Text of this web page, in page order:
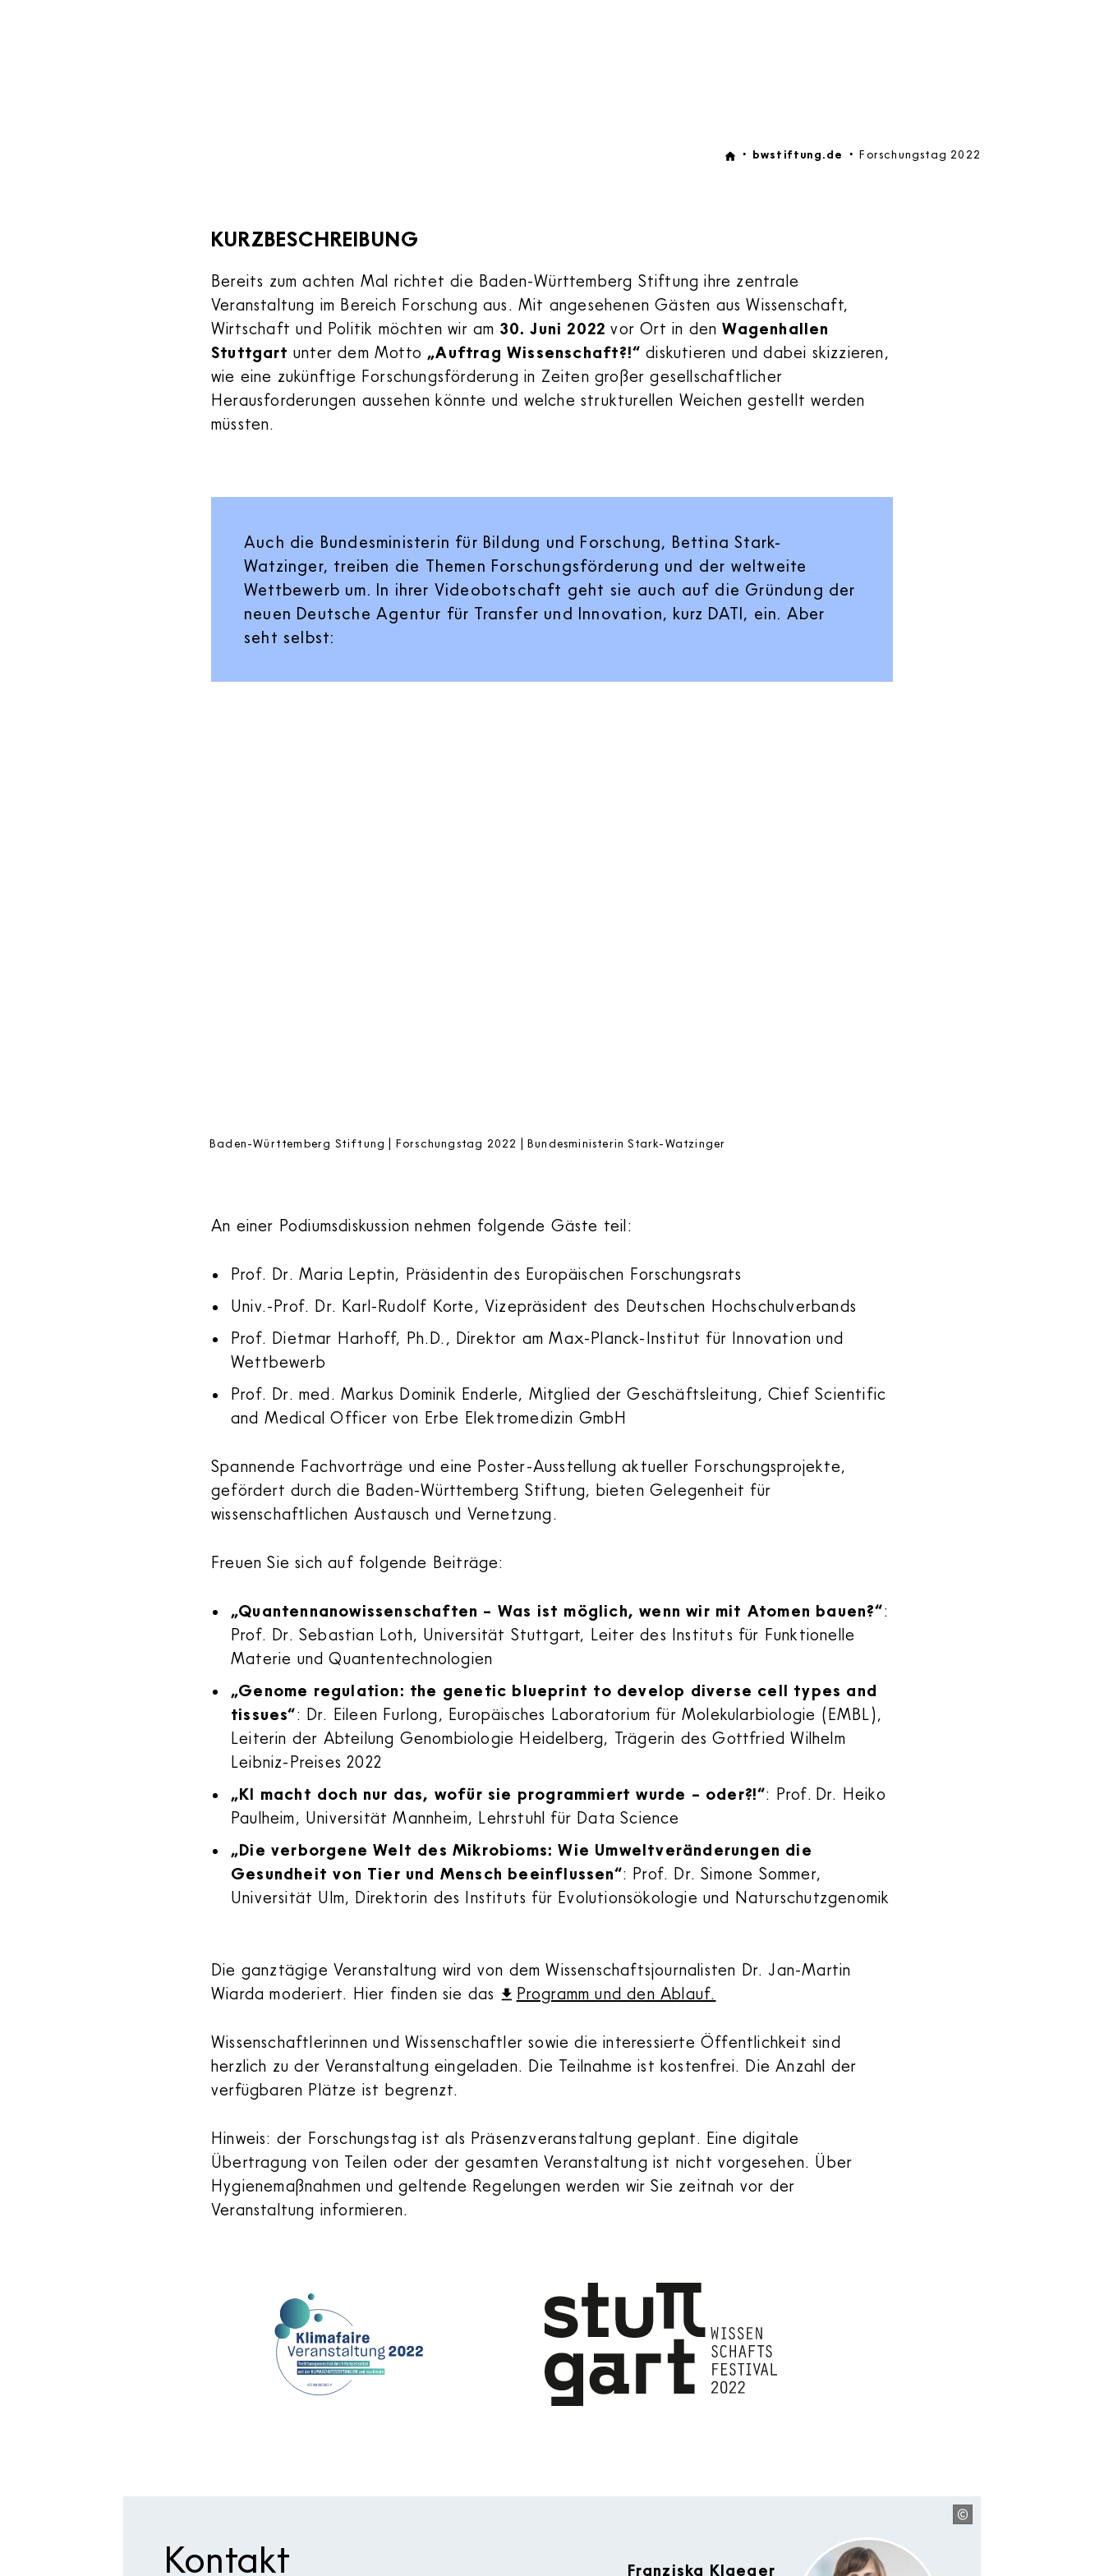
bwstiftung.de Forschungstag 2022
KURZBESCHREIBUNG
Bereits zum achten Mal richtet die Baden-Württemberg Stiftung ihre zentrale
Veranstaltung im Bereich Forschung aus. Mit angesehenen Gästen aus Wissenschaft,
Wirtschaft und Politik möchten wir am 30. Juni 2022 vor Ort in denWagenhallen
Stuttgart unter dem Motto „Auftrag Wissenschaft?!“ diskutieren und dabei skizzieren,
wie eine zukünftige Forschungsförderung in Zeiten großer gesellschaftlicher
Herausforderungen aussehen könnte und welche strukturellen Weichen gestellt werden
müssten.
Auch die Bundesministerin für Bildung und Forschung, Bettina Stark-
Watzinger, treiben die Themen Forschungsförderung und der weltweite
Wettbewerb um. In ihrer Videobotschaft geht sie auch auf die Gründung der
neuen Deutsche Agentur für Transfer und Innovation, kurz DATI, ein. Aber
seht selbst:
Baden-Württemberg Stiftung | Forschungstag 2022 | Bundesministerin Stark-Watzinger
An einer Podiumsdiskussion nehmen folgende Gäste teil:
Prof. Dr. Maria Leptin, Präsidentin des Europäischen Forschungsrats
Univ.-Prof. Dr. Karl-Rudolf Korte, Vizepräsident des Deutschen Hochschulverbands
Prof. Dietmar Harhoff, Ph.D., Direktor am Max-Planck-Institut für Innovation und
Wettbewerb
Prof. Dr. med. Markus Dominik Enderle, Mitglied der Geschäftsleitung, Chief Scientific
and Medical Officer von Erbe Elektromedizin GmbH
Spannende Fachvorträge und eine Poster-Ausstellung aktueller Forschungsprojekte,
gefördert durch die Baden-Württemberg Stiftung, bieten Gelegenheit für
wissenschaftlichen Austausch und Vernetzung.
Freuen Sie sich auf folgende Beiträge:
„Quantennanowissenschaften – Was ist möglich, wenn wir mit Atomen bauen?“:
Prof. Dr. Sebastian Loth, Universität Stuttgart, Leiter des Instituts für Funktionelle
Materie und Quantentechnologien
„Genome regulation: the genetic blueprint to develop diverse cell types and
tissues“: Dr. Eileen Furlong, Europäisches Laboratorium für Molekularbiologie (EMBL),
Leiterin der Abteilung Genombiologie Heidelberg, Trägerin des Gottfried Wilhelm
Leibniz-Preises 2022
„KI macht doch nur das, wofür sie programmiert wurde – oder?!“: Prof. Dr. Heiko
Paulheim, Universität Mannheim, Lehrstuhl für Data Science
„Die verborgene Welt des Mikrobioms: Wie Umweltveränderungen die
Gesundheit von Tier und Mensch beeinflussen“: Prof. Dr. Simone Sommer,
Universität Ulm, Direktorin des Instituts für Evolutionsökologie und Naturschutzgenomik
Die ganztägige Veranstaltung wird von dem Wissenschaftsjournalisten Dr. Jan-Martin
Wiarda moderiert. Hier finden sie das
Programm und den Ablauf.
Wissenschaftlerinnen und Wissenschaftler sowie die interessierte Öffentlichkeit sind
herzlich zu der Veranstaltung eingeladen. Die Teilnahme ist kostenfrei. Die Anzahl der
verfügbaren Plätze ist begrenzt.
Hinweis: der Forschungstag ist als Präsenzveranstaltung geplant. Eine digitale
Übertragung von Teilen oder der gesamten Veranstaltung ist nicht vorgesehen. Über
Hygienemaßnahmen und geltende Regelungen werden wir Sie zeitnah vor der
Veranstaltung informieren.
Kontakt Franziska Klaeger